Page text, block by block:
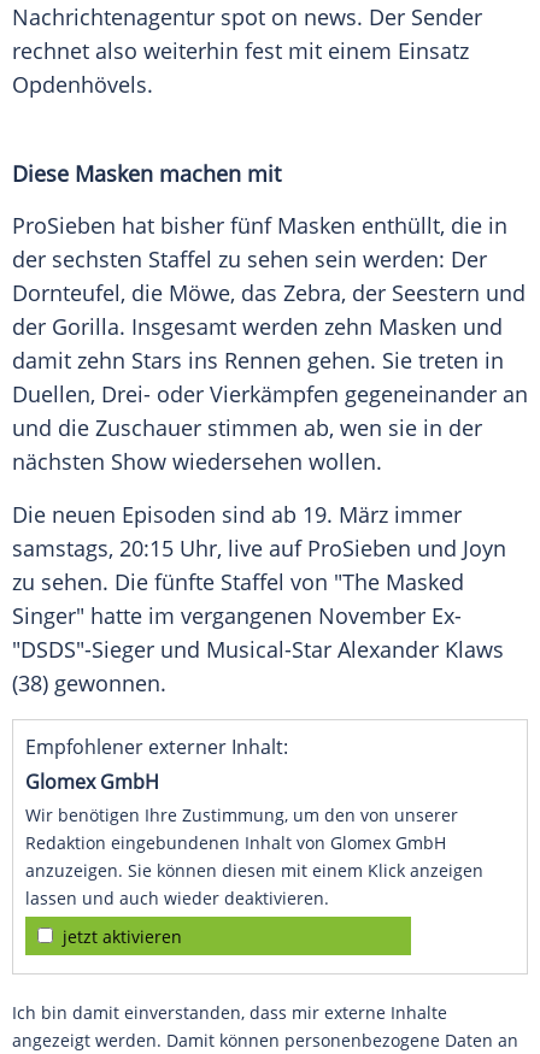
Nachrichtenagentur spot on news. Der Sender
rechnet also weiterhin fest mit einem Einsatz
Opdenhövels.
Diese Masken machen mit
ProSieben hat bisher fünf Masken enthüllt, die in
der sechsten Staffel zu sehen sein werden: Der
Dornteufel, die Möwe, das Zebra, der Seestern und
der Gorilla. Insgesamt werden zehn Masken und
damit zehn Stars ins Rennen gehen. Sie treten in
Duellen, Drei- oder Vierkämpfen gegeneinander an
und die Zuschauer stimmen ab, wen sie in der
nächsten Show wiedersehen wollen.
Die neuen Episoden sind ab 19. März immer
samstags, 20:15 Uhr, live auf ProSieben und Joyn
zu sehen. Die fünfte Staffel von "The Masked
Singer" hatte im vergangenen November Ex-
"DSDS"-Sieger und Musical-Star Alexander Klaws
(38) gewonnen.
Empfohlener externer Inhalt:
Glomex GmbH
Wir benötigen Ihre Zustimmung, um den von unserer
Redaktion eingebundenen Inhalt von Glomex GmbH
anzuzeigen. Sie können diesen mit einem Klick anzeigen
lassen und auch wieder deaktivieren.
jetzt aktivieren
Ich bin damit einverstanden, dass mir externe Inhalte
angezeigt werden. Damit können personenbezogene Daten an